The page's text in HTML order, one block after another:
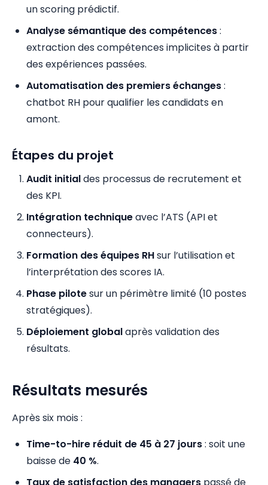
un scoring prédictif.
Analyse sémantique des compétences:
extraction des compétences implicites à partir
des expériences passées.
Automatisation des premiers échanges:
chatbot RH pour qualifier les candidats en
amont.
Étapes du projet
Audit initialdes processus de recrutement et
des KPI.
Intégration techniqueavec l’ATS (API et
connecteurs).
Formation des équipes RHsur l’utilisation et
l’interprétation des scores IA.
Phase pilotesur un périmètre limité (10 postes
stratégiques).
Déploiement globalaprès validation des
résultats.
Résultats mesurés
Après six mois :
Time-to-hire réduit de 45 à 27 jours: soit une
baisse de 40 %.